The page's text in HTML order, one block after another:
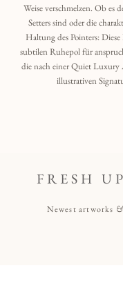
Weise verschmelzen. Ob es
Setters sind oder die
Haltung des Pointers:
subtilen Ruhepol für
die nach einer Quiet Luxury
illustrativen
FRESH
Newest artworks &